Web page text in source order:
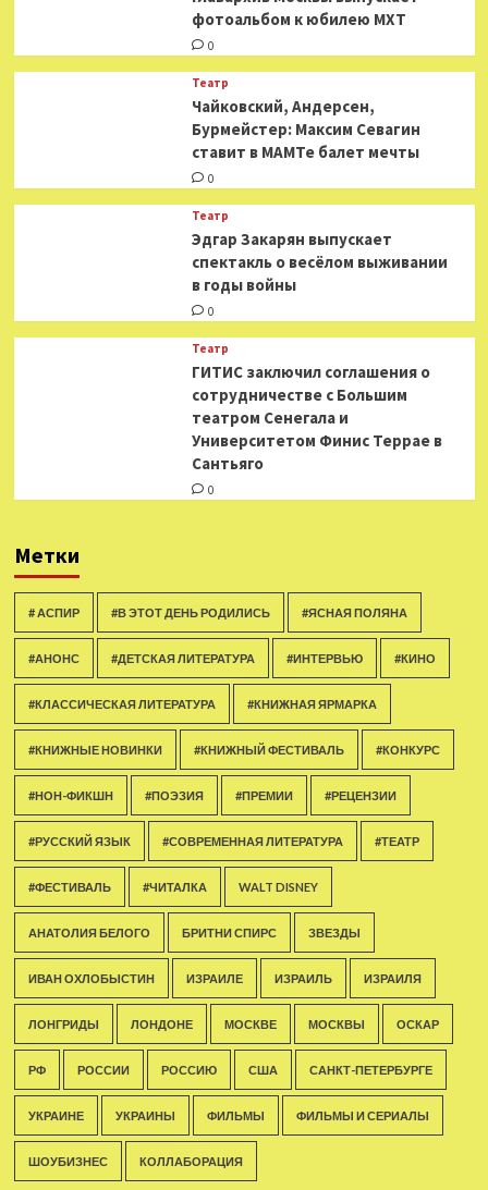
фотоальбом к юбилею МХТ
0
Театр
​​Чайковский, Андерсен,
Бурмейстер: Максим Севагин
ставит в МАМТе балет мечты
0
Театр
Эдгар Закарян выпускает
спектакль о весёлом выживании
в годы войны
0
Театр
ГИТИС заключил соглашения о
сотрудничестве с Большим
театром Сенегала и
Университетом Финис Террае в
Сантьяго
0
Метки
# АСПИР #В ЭТОТ ДЕНЬ РОДИЛИСЬ #ЯСНАЯ ПОЛЯНА
#АНОНС #ДЕТСКАЯ ЛИТЕРАТУРА #ИНТЕРВЬЮ #КИНО
#КЛАССИЧЕСКАЯ ЛИТЕРАТУРА #КНИЖНАЯ ЯРМАРКА
#КНИЖНЫЕ НОВИНКИ #КНИЖНЫЙ ФЕСТИВАЛЬ #КОНКУРС
#НОН-ФИКШН #ПОЭЗИЯ #ПРЕМИИ #РЕЦЕНЗИИ
#РУССКИЙ ЯЗЫК #СОВРЕМЕННАЯ ЛИТЕРАТУРА #ТЕАТР
#ФЕСТИВАЛЬ #ЧИТАЛКА WALT DISNEY
АНАТОЛИЯ БЕЛОГО БРИТНИ СПИРС ЗВЕЗДЫ
ИВАН ОХЛОБЫСТИН ИЗРАИЛЕ ИЗРАИЛЬ ИЗРАИЛЯ
ЛОНГРИДЫ ЛОНДОНЕ МОСКВЕ МОСКВЫ ОСКАР
РФ РОССИИ РОССИЮ США САНКТ-ПЕТЕРБУРГЕ
УКРАИНЕ УКРАИНЫ ФИЛЬМЫ ФИЛЬМЫ И СЕРИАЛЫ
ШОУБИЗНЕС КОЛЛАБОРАЦИЯ